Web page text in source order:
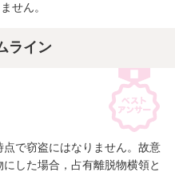
せん。
ライン
で窃盗にはなりません。故意
した場合，占有離脱物横領と